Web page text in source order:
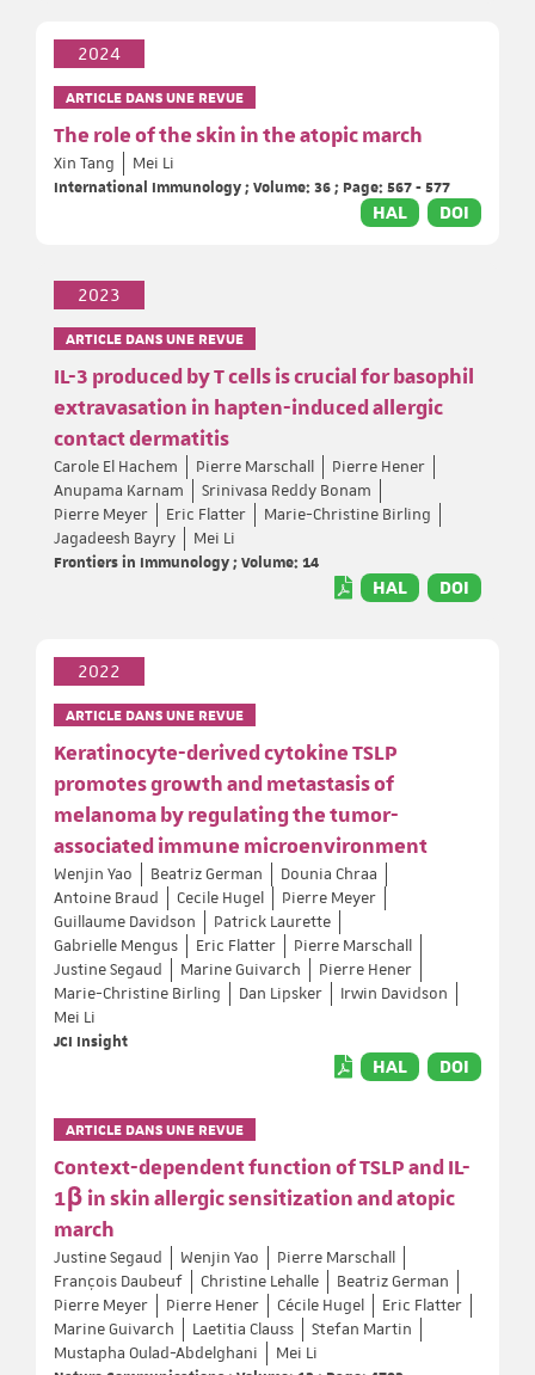
2024
ARTICLE DANS UNE REVUE
The role of the skin in the atopic march
Xin Tang
Mei Li
International Immunology ; Volume: 36 ; Page: 567 - 577
HAL DOI
2023
ARTICLE DANS UNE REVUE
IL-3 produced by T cells is crucial for basophil
extravasation in hapten-induced allergic
contact dermatitis
Carole El Hachem Pierre Marschall
Pierre Hener
Anupama Karnam
Srinivasa Reddy Bonam
Pierre Meyer
Eric Flatter
Marie-Christine Birling
Jagadeesh Bayry
Mei Li
Frontiers in Immunology ; Volume: 14
HAL DOI
2022
ARTICLE DANS UNE REVUE
Keratinocyte-derived cytokine TSLP
promotes growth and metastasis of
melanoma by regulating the tumor-
associated immune microenvironment
Wenjin Yao Beatriz German
Dounia Chraa
Antoine Braud
Cecile Hugel
Pierre Meyer
Guillaume Davidson
Patrick Laurette
Gabrielle Mengus
Eric Flatter
Pierre Marschall
Justine Segaud
Marine Guivarch
Pierre Hener
Marie-Christine Birling
Dan Lipsker
Irwin Davidson
Mei Li
JCI Insight
HAL DOI
ARTICLE DANS UNE REVUE
Context-dependent function of TSLP and IL-
1β in skin allergic sensitization and atopic
march
Justine Segaud Wenjin Yao
Pierre Marschall
François Daubeuf
Christine Lehalle
Beatriz German
Pierre Meyer
Pierre Hener Cécile Hugel
Eric Flatter
Marine Guivarch
Laetitia Clauss
Stefan Martin
Mustapha Oulad-Abdelghani
Mei Li